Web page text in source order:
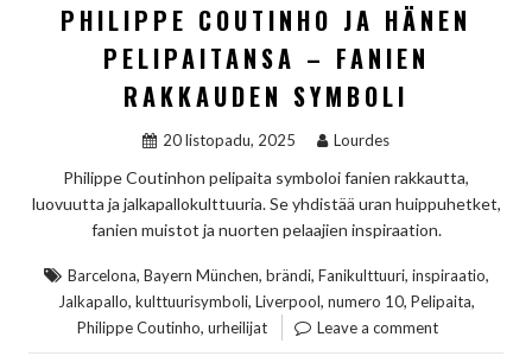
PHILIPPE COUTINHO JA HÄNEN
PELIPAITANSA – FANIEN
RAKKAUDEN SYMBOLI
20 listopadu, 2025 Lourdes
Philippe Coutinhon pelipaita symboloi fanien rakkautta,
luovuutta ja jalkapallokulttuuria. Se yhdistää uran huippuhetket,
fanien muistot ja nuorten pelaajien inspiraation.
Barcelona, Bayern München, brändi, Fanikulttuuri, inspiraatio,
Jalkapallo, kulttuurisymboli, Liverpool, numero 10, Pelipaita,
Philippe Coutinho, urheilijat Leave a comment